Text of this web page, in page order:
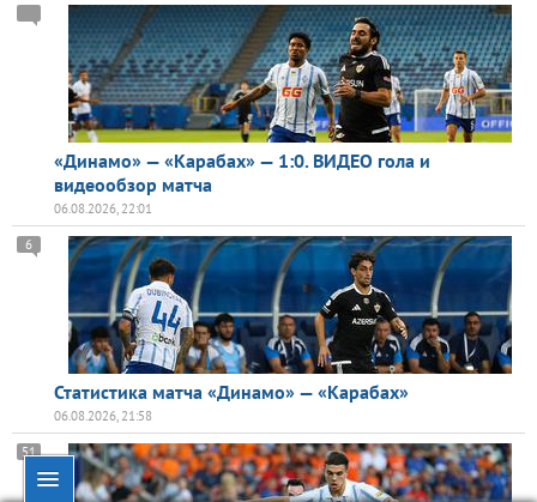
«Динамо» — «Карабах» — 1:0. ВИДЕО гола и
видеообзор матча
06.08.2026, 22:01
Статистика матча «Динамо» — «Карабах»
6
06.08.2026, 21:58
51